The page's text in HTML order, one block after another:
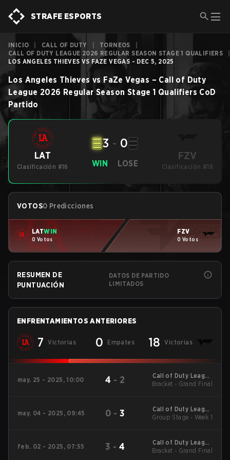
STRAFE ESPORTS
INICIO CALL OF DUTY TORNEOS
CALL OF DUTY LEAGUE 2026 REGULAR SEASON STAGE 1 QUALIFIERS
LOS ANGELES THIEVES VS FAZE VEGAS - DEC 5, 2025
Los Angeles Thieves vs FaZe Vegas – Call of Duty
League 2026 Regular Season Stage 1 Qualifiers CoD
Partido
LAT
Clasificación #16 WIN
3 - 0
LOSE
FZV
Clasificación #18
VOTOS0 Predicciones
LATWIN
0 Votos
FZV
0 Votos
RESUMEN DE
PUNTUACIÓN
DATOS DE PARTIDO
LIMITADOS
ENFRENTAMIENTOS ANTERIORES
7 Victorias 0 Empates 18 Victorias
may. 25 - 2025, 10:00 4 - 2
Call of Duty League
2025 Regular Season
Bracket - Grand Final
may. 04 - 2025, 09:45 0 - 3
Call of Duty League
2025 Regular Season
Group Stage - Week 1
feb. 02 - 2025, 07:55 3 - 4
Call of Duty League
2025 Regular Season
Bracket - Grand Final